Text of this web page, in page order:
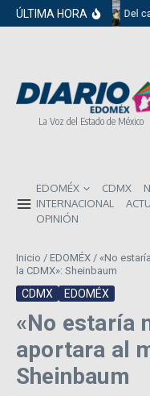
Saltar al contenido
ÚLTIMA HORA Del
La Voz del Estado de México
EDOMÉX CDMX
INTERNACIONAL
OPINIÓN
Inicio / EDOMÉX / «No
la CDMX»: Sheinbaum
CDMX EDOMÉX
«No estaría
aportara al
Sheinbaum